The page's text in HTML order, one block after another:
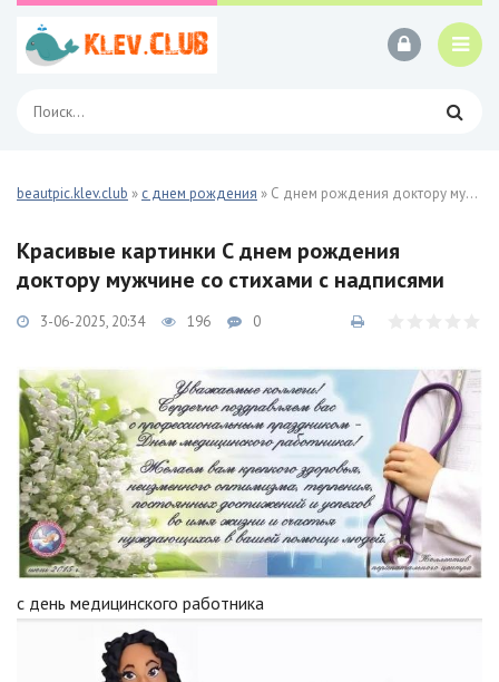
beautpic.klev.club » с днем рождения » С днем рождения доктору мужчине со стихами 81 фото
Красивые картинки С днем рождения
доктору мужчине со стихами с надписями
3-06-2025, 20:34 196 0
с день медицинского работника